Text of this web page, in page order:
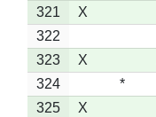
321
X
322
323
X
324
*
325
X